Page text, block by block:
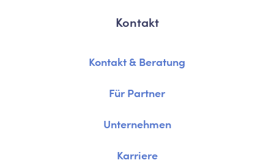
Kontakt
Kontakt & Beratung
Für Partner
Unternehmen
Karriere